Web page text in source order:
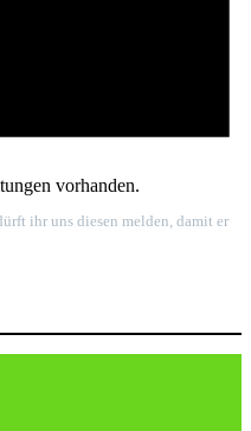
vorhanden.
ihr uns diesen melden, damit er